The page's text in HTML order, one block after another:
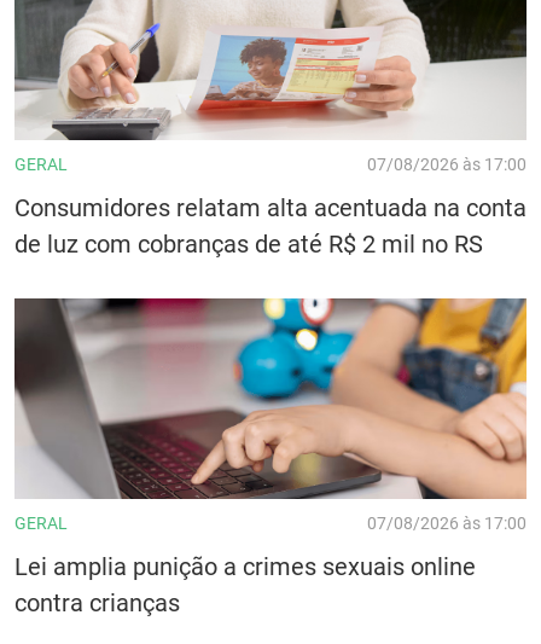
GERAL 07/08/2026 às 17:00
Consumidores relatam alta acentuada na conta
de luz com cobranças de até R$ 2 mil no RS
GERAL 07/08/2026 às 17:00
Lei amplia punição a crimes sexuais online
contra crianças